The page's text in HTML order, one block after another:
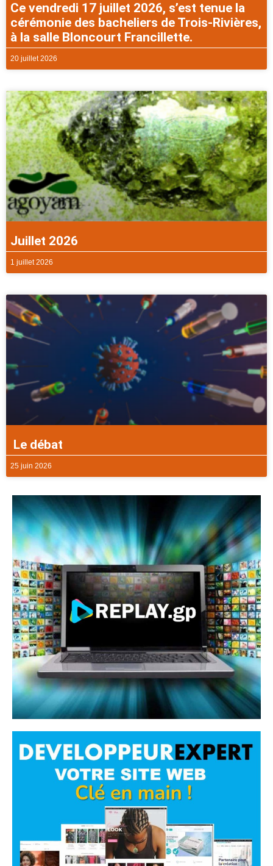
Ce vendredi 17 juillet 2026, s’est tenue la
cérémonie des bacheliers de Trois-Rivières,
à la salle Bloncourt Francillette.
20 juillet 2026
Juillet 2026
1 juillet 2026
Le débat
25 juin 2026